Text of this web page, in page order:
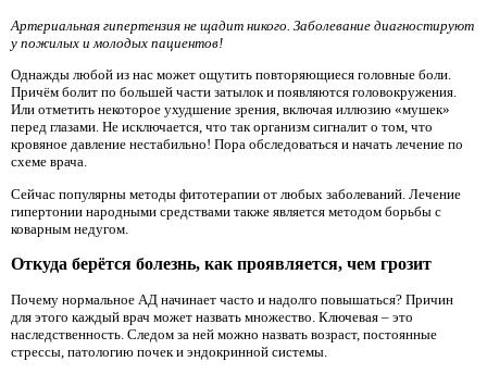
Артериальная гипертензия не щадит никого. Заболевание диагностируют
у пожилых и молодых пациентов!
Однажды любой из нас может ощутить повторяющиеся головные боли.
Причём болит по большей части затылок и появляются головокружения.
Или отметить некоторое ухудшение зрения, включая иллюзию «мушек»
перед глазами. Не исключается, что так организм сигналит о том, что
кровяное давление нестабильно! Пора обследоваться и начать лечение по
схеме врача.
Сейчас популярны методы фитотерапии от любых заболеваний. Лечение
гипертонии народными средствами также является методом борьбы с
коварным недугом.
Откуда берётся болезнь, как проявляется, чем грозит
Почему нормальное АД начинает часто и надолго повышаться? Причин
для этого каждый врач может назвать множество. Ключевая – это
наследственность. Следом за ней можно назвать возраст, постоянные
стрессы, патологию почек и эндокринной системы.